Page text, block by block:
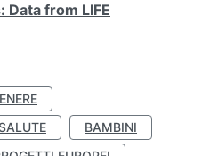
from LIFE
BAMBINI